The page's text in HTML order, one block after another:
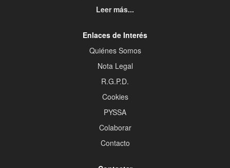
Leer más...
Enlaces de Interés
Quiénes Somos
Nota Legal
R.G.P.D.
Cookies
PYSSA
Colaborar
Contacto